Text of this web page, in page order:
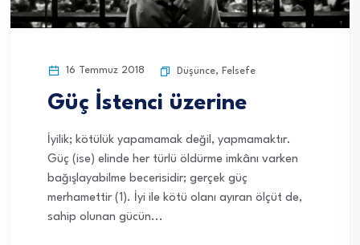
16 Temmuz 2018 Düşünce, Felsefe
Güç İstenci üzerine
İyilik; kötülük yapamamak değil, yapmamaktır.
Güç (ise) elinde her türlü öldürme imkânı varken
bağışlayabilme becerisidir; gerçek güç
merhamettir (1). İyi ile kötü olanı ayıran ölçüt de,
sahip olunan gücün...